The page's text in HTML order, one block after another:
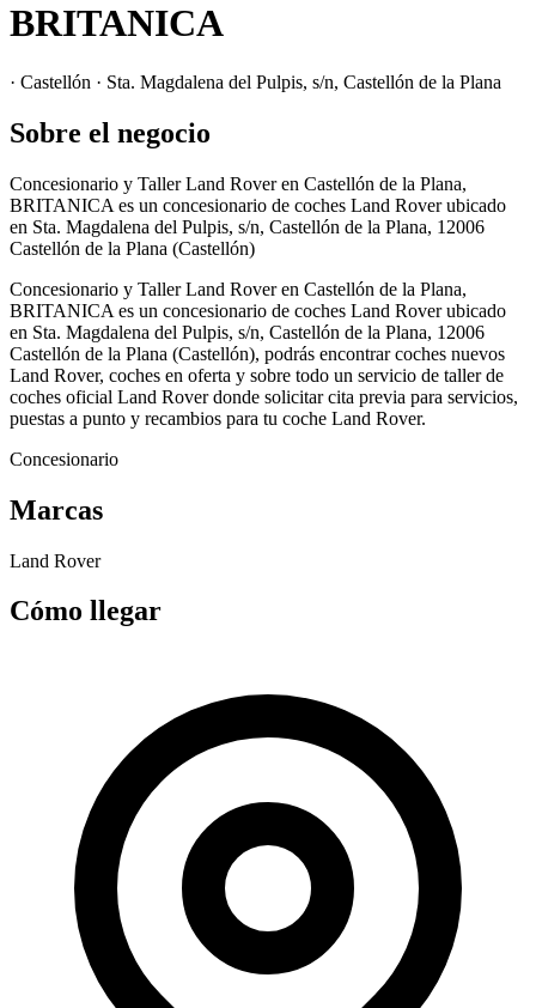
BRITANICA
· Castellón · Sta. Magdalena del Pulpis, s/n, Castellón de la Plana
Sobre el negocio
Concesionario y Taller Land Rover en Castellón de la Plana,
BRITANICA es un concesionario de coches Land Rover ubicado
en Sta. Magdalena del Pulpis, s/n, Castellón de la Plana, 12006
Castellón de la Plana (Castellón)
Concesionario y Taller Land Rover en Castellón de la Plana,
BRITANICA es un concesionario de coches Land Rover ubicado
en Sta. Magdalena del Pulpis, s/n, Castellón de la Plana, 12006
Castellón de la Plana (Castellón), podrás encontrar coches nuevos
Land Rover, coches en oferta y sobre todo un servicio de taller de
coches oficial Land Rover donde solicitar cita previa para servicios,
puestas a punto y recambios para tu coche Land Rover.
Concesionario
Marcas
Land Rover
Cómo llegar